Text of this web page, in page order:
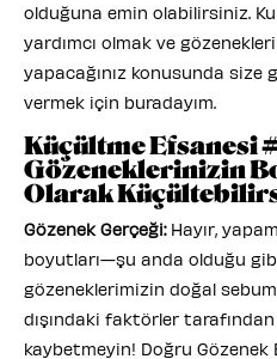
olduğuna emin olabilirsiniz.
yardımcı olmak ve
yapacağınız konusunda size
vermek için buradayım.
Küçültme Efsanesi #
Gözeneklerinizin
Olarak
Gözenek Gerçeği:Hayır,
boyutları—şu anda olduğu
gözeneklerimizin doğal
dışındaki faktörler
kaybetmeyin! Doğru Gözenek